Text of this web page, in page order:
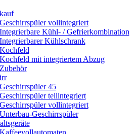
Geschirrspüler vollintegriert
Integrierbare Kühl- / Gefrierkombination
Integrierbarer Kühlschrank
Kochfeld
Kochfeld mit integriertem Abzug
Zubehör
Geschirrspüler 45
Geschirrspüler teilintegriert
Geschirrspüler vollintegriert
Unterbau-Geschirrspüler
Kaffeevollautomaten